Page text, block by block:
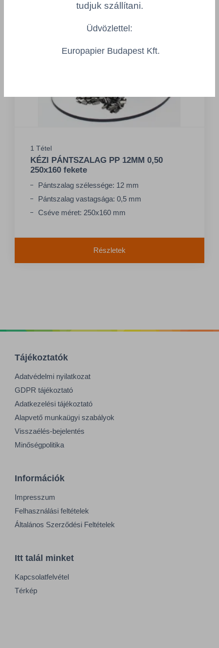
1 Tétel
KÉZI PÁNTSZALAG PP 12MM 0,50
250x160 fekete
Pántszalag szélessége: 12 mm
Pántszalag vastagsága: 0,5 mm
Cséve méret: 250x160 mm
Részletek
Tájékoztatók
Adatvédelmi nyilatkozat
GDPR tájékoztató
Adatkezelési tájékoztató
Alapvető munkaügyi szabályok
Visszaélés-bejelentés
Minőségpolitika
Információk
Impresszum
Felhasználási feltételek
Általános Szerződési Feltételek
Itt talál minket
Kapcsolatfelvétel
Térkép
tudjuk szállítani.
Üdvözlettel:
Europapier Budapest Kft.